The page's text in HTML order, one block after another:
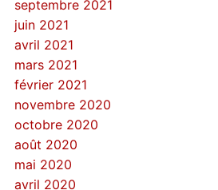
septembre 2021
juin 2021
avril 2021
mars 2021
février 2021
novembre 2020
octobre 2020
août 2020
mai 2020
avril 2020